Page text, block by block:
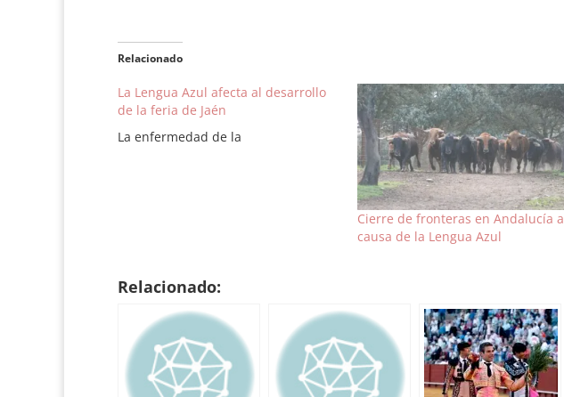
Relacionado
La Lengua Azul afecta al desarrollo
de la feria de Jaén
La enfermedad de la
Cierre de fronteras en Andalucía a
causa de la Lengua Azul
Relacionado: